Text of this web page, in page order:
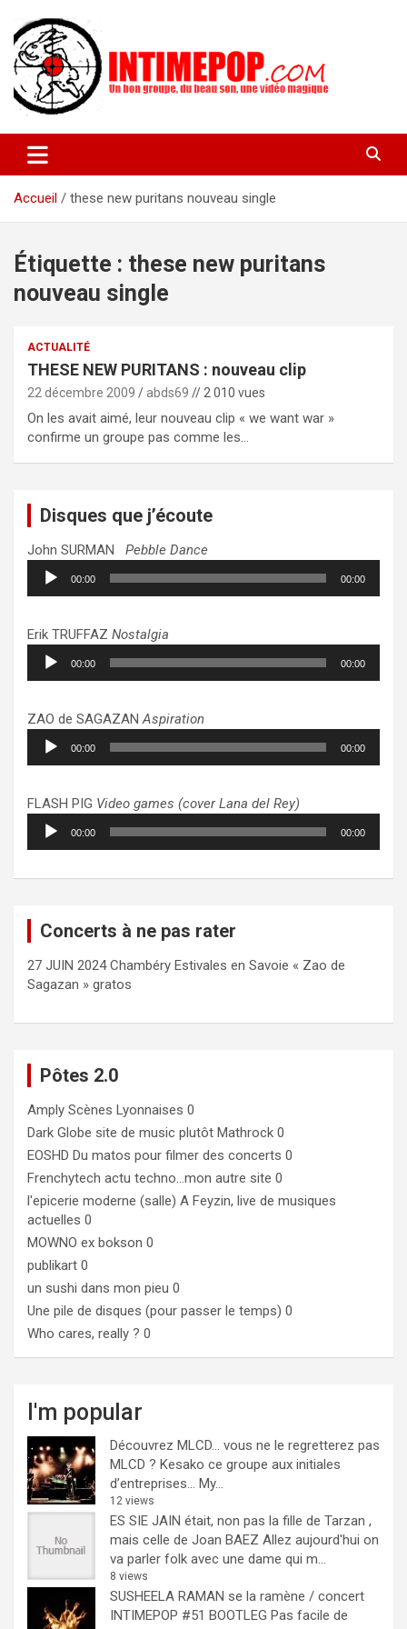
contenu
intimepop.com
actuelles pop rock, post-rock, indé sur Lyon. rock pop concert
lyon
Accueil
these new puritans nouveau single
Étiquette : these new puritans
nouveau single
ACTUALITÉ
THESE NEW PURITANS : nouveau clip
22 décembre 2009 abds69 // 2 010 vues
On les avait aimé, leur nouveau clip « we want war »
confirme un groupe pas comme les…
Disques que j’écoute
John SURMAN Pebble Dance
Lecteur
audio
00:00 00:00
Erik TRUFFAZ Nostalgia
Lecteur
audio
00:00 00:00
ZAO de SAGAZANAspiration
Lecteur
audio
00:00 00:00
FLASH PIG Video games (cover Lana del Rey)
Lecteur
audio
00:00 00:00
Concerts à ne pas rater
27 JUIN 2024 Chambéry Estivales en Savoie « Zao de
Sagazan » gratos
Pôtes 2.0
Amply Scènes Lyonnaises 0
Dark Globe site de music plutôt Mathrock 0
EOSHD Du matos pour filmer des concerts 0
Frenchytech actu techno…mon autre site 0
l'epicerie moderne (salle) A Feyzin, live de musiques
actuelles 0
MOWNO ex bokson 0
publikart 0
un sushi dans mon pieu 0
Une pile de disques (pour passer le temps) 0
Who cares, really ? 0
I'm popular
Découvrez MLCD… vous ne le regretterez pas
MLCD ? Kesako ce groupe aux initiales
d’entreprises… My...
12 views
ES SIE JAIN était, non pas la fille de Tarzan ,
mais celle de Joan BAEZ Allez aujourd'hui on
va parler folk avec une dame qui m...
8 views
SUSHEELA RAMAN se la ramène / concert
INTIMEPOP #51 BOOTLEG Pas facile de